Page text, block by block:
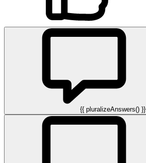
{{ pluralizeAnswers() }}